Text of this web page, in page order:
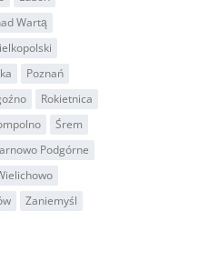
Wartą
Poznań
Rokietnica
Śrem
Podgórne
Zaniemyśl